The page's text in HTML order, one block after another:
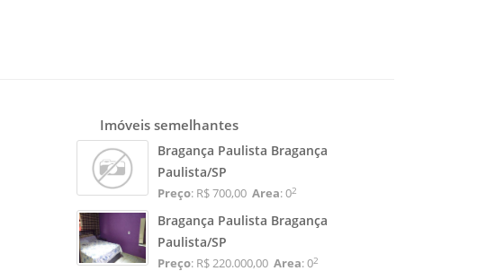
Imóveis semelhantes
Bragança Paulista Bragança
Paulista/SP
Preço: R$ 700,00 Area: 02
Bragança Paulista Bragança
Paulista/SP
Preço: R$ 220.000,00 Area: 02